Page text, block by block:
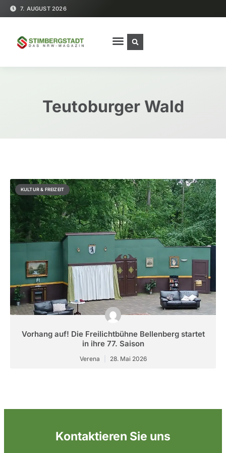
7. AUGUST 2026
Teutoburger Wald
KULTUR & FREIZEIT
Vorhang auf! Die Freilichtbühne Bellenberg startet
in ihre 77. Saison
Verena 28. Mai 2026
Kontaktieren Sie uns